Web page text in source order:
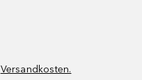
Versandkosten.